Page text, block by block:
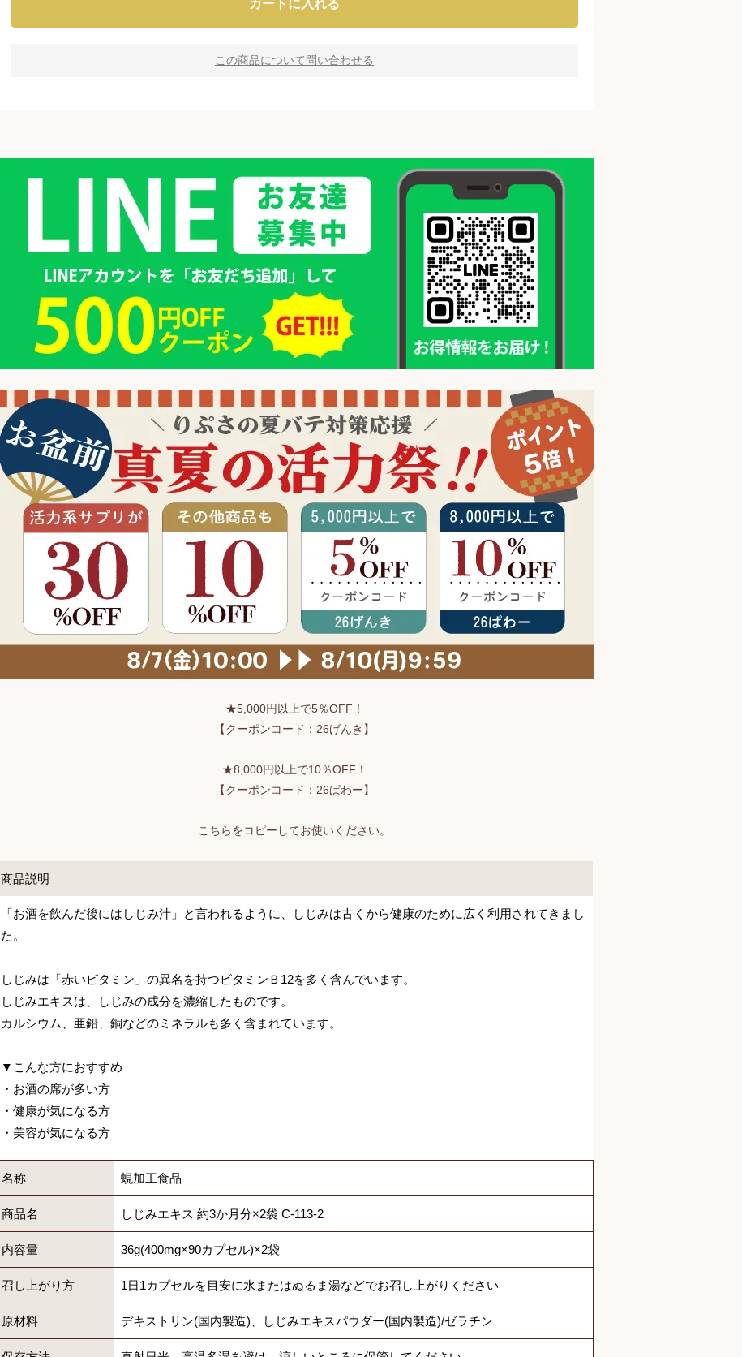
この商品について問い合わせる
★5,000円以上で5％OFF！
【クーポンコード：26げんき】
★8,000円以上で10％OFF！
【クーポンコード：26ぱわー】
こちらをコピーしてお使いください。
商品説明
「お酒を飲んだ後にはしじみ汁」と言われるように、しじみは古くから健康のために広く利用されてきまし
た。
しじみは「赤いビタミン」の異名を持つビタミンＢ12を多く含んでいます。
しじみエキスは、しじみの成分を濃縮したものです。
カルシウム、亜鉛、銅などのミネラルも多く含まれています。
▼こんな方におすすめ
・お酒の席が多い方
・健康が気になる方
・美容が気になる方
名称 蜆加工食品
商品名 しじみエキス 約3か月分×2袋 C-113-2
内容量 36g(400mg×90カプセル)×2袋
召し上がり方 1日1カプセルを目安に水またはぬるま湯などでお召し上がりください
原材料 デキストリン(国内製造)、しじみエキスパウダー(国内製造)/ゼラチン